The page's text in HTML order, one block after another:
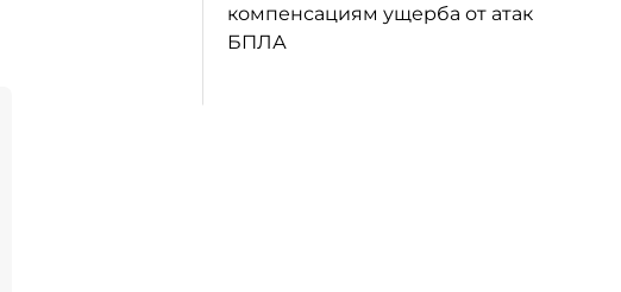
компенсациям ущерба от атак
БПЛА